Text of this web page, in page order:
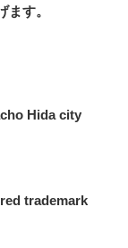
す。
Hida city
trademark